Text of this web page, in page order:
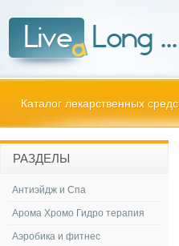
Каталог лекарственных
РАЗДЕЛЫ
Антиэйдж и Спа
Арома Хромо Гидро терапия
Аэробика и фитнес